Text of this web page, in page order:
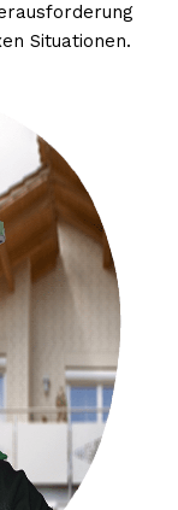
Situationen.